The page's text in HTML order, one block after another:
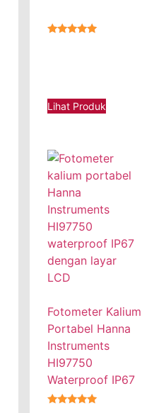
Lihat Produk
Fotometer Kalium
Portabel Hanna
Instruments
HI97750
Waterproof IP67